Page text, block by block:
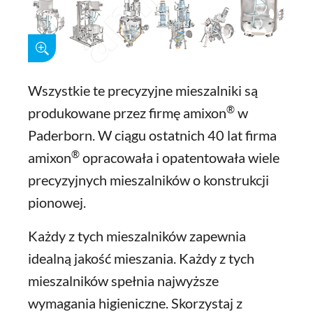
Wszystkie te precyzyjne mieszalniki są
produkowane przez firmę amixon® w
Paderborn. W ciągu ostatnich 40 lat firma
amixon® opracowała i opatentowała wiele
precyzyjnych mieszalników o konstrukcji
pionowej.
Każdy z tych mieszalników zapewnia
idealną jakość mieszania. Każdy z tych
mieszalników spełnia najwyższe
wymagania higieniczne. Skorzystaj z